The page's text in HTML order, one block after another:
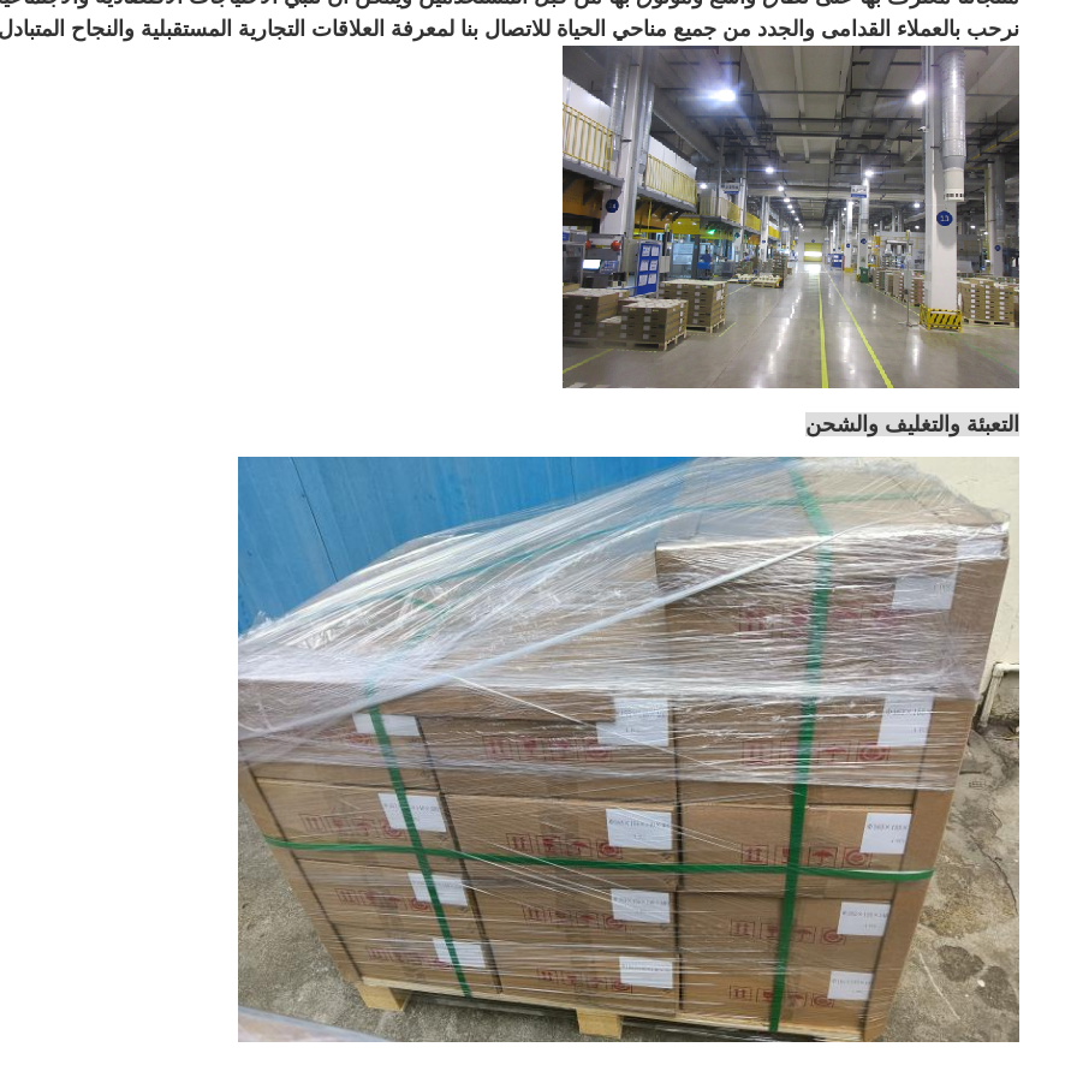
نرحب بالعملاء القدامى والجدد من جميع مناحي الحياة للاتصال بنا لمعرفة العلاقات التجارية المستقبلية والنجاح
التعبئة والتغليف والشحن